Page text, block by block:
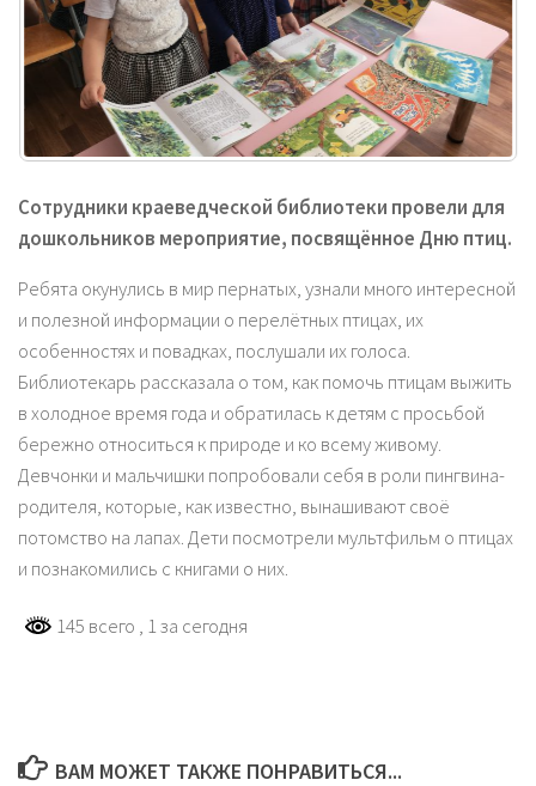
Сотрудники краеведческой библиотеки провели для
дошкольников мероприятие, посвящённое Дню птиц.
Ребята окунулись в мир пернатых, узнали много интересной
и полезной информации о перелётных птицах, их
особенностях и повадках, послушали их голоса.
Библиотекарь рассказала о том, как помочь птицам выжить
в холодное время года и обратилась к детям с просьбой
бережно относиться к природе и ко всему живому.
Девчонки и мальчишки попробовали себя в роли пингвина-
родителя, которые, как известно, вынашивают своё
потомство на лапах. Дети посмотрели мультфильм о птицах
и познакомились с книгами о них.
145 всего , 1 за сегодня
ВАМ МОЖЕТ ТАКЖЕ ПОНРАВИТЬСЯ...